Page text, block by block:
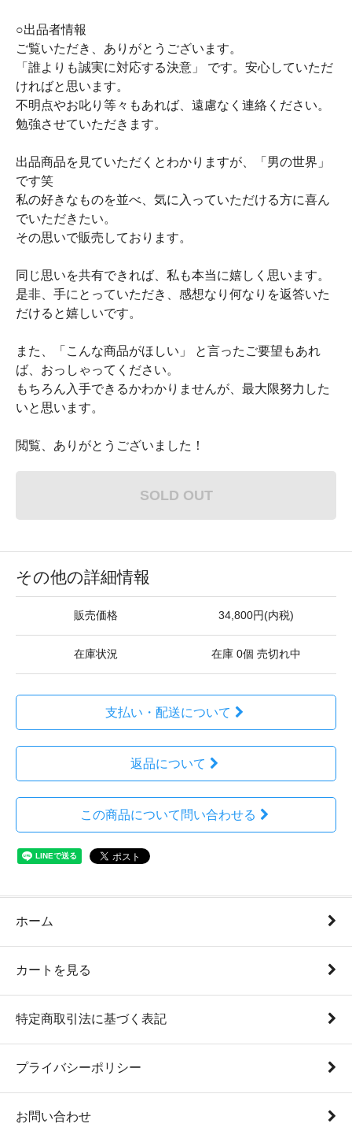
○出品者情報
ご覧いただき、ありがとうございます。
「誰よりも誠実に対応する決意」 です。安心していただ
ければと思います。
不明点やお叱り等々もあれば、遠慮なく連絡ください。
勉強させていただきます。
出品商品を見ていただくとわかりますが、「男の世界」
です笑
私の好きなものを並べ、気に入っていただける方に喜ん
でいただきたい。
その思いで販売しております。
同じ思いを共有できれば、私も本当に嬉しく思います。
是非、手にとっていただき、感想なり何なりを返答いた
だけると嬉しいです。
また、「こんな商品がほしい」 と言ったご要望もあれ
ば、おっしゃってください。
もちろん入手できるかわかりませんが、最大限努力した
いと思います。
閲覧、ありがとうございました！
SOLD OUT
その他の詳細情報
販売価格 34,800円(内税)
在庫状況 在庫 0個 売切れ中
支払い・配送について
返品について
この商品について問い合わせる
ホーム
カートを見る
特定商取引法に基づく表記
プライバシーポリシー
お問い合わせ